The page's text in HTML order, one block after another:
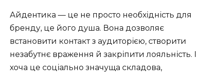
Айдентика — це не просто необхідність для
бренду, це його душа. Вона дозволяє
встановити контакт з аудиторією, створити
незабутнє враження й закріпити лояльність. І
хоча це соціально значуща складова,